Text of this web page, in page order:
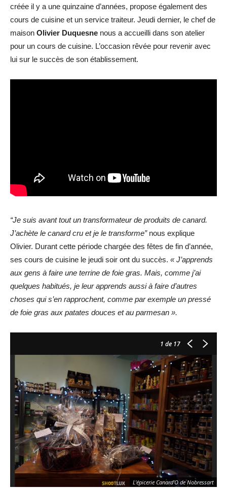
créée il y a une quinzaine d’années, propose également des
cours de cuisine et un service traiteur. Jeudi dernier, le chef de
maison Olivier Duquesne nous a accueilli dans son atelier
pour un cours de cuisine. L’occasion rêvée pour revenir avec
lui sur le succès de son établissement.
“Je suis avant tout un transformateur de produits de canard.
J’achète le canard cru et je le transforme”nous explique
Olivier. Durant cette période chargée des fêtes de fin d’année,
ses cours de cuisine le jeudi soir ont du succès. « J’apprends
aux gens à faire une terrine de foie gras. Mais, comme j’ai
quelques habitués, je leur apprends aussi à faire d’autres
choses qui s’en rapprochent, comme par exemple un pressé
de foie gras aux patates douces et au parmesan ».
1 de 17
L'épicerie Canard'O de Nobressart